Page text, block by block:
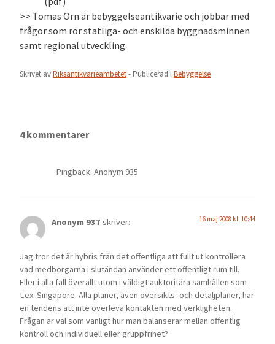
>> Tomas Örn är bebyggelseantikvarie och jobbar med
frågor som rör statliga- och enskilda byggnadsminnen
samt regional utveckling.
Skrivet avRiksantikvarieämbetet- Publicerad i Bebyggelse
4 kommentarer
Pingback: Anonym 935
Anonym 937 skriver: 16 maj 2008 kl. 10:44
Jag tror det är hybris från det offentliga att fullt ut kontrollera
vad medborgarna i slutändan använder ett offentligt rum till.
Eller i alla fall överallt utom i väldigt auktoritära samhällen som
t.ex. Singapore. Alla planer, även översikts- och detaljplaner, har
en tendens att inte överleva kontakten med verkligheten.
Frågan är väl som vanligt hur man balanserar mellan offentlig
kontroll och individuell eller gruppfrihet?